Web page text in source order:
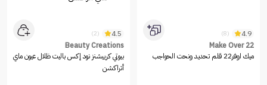
4.9
(8)
Make Over 22
ميك اوفر22 قلم تحديد ونحت الحواجب
4.5
(2)
Beauty Creations
بيوتي كرييشنز نود إكس باليت ظلال عيون ماي
أتراكشن